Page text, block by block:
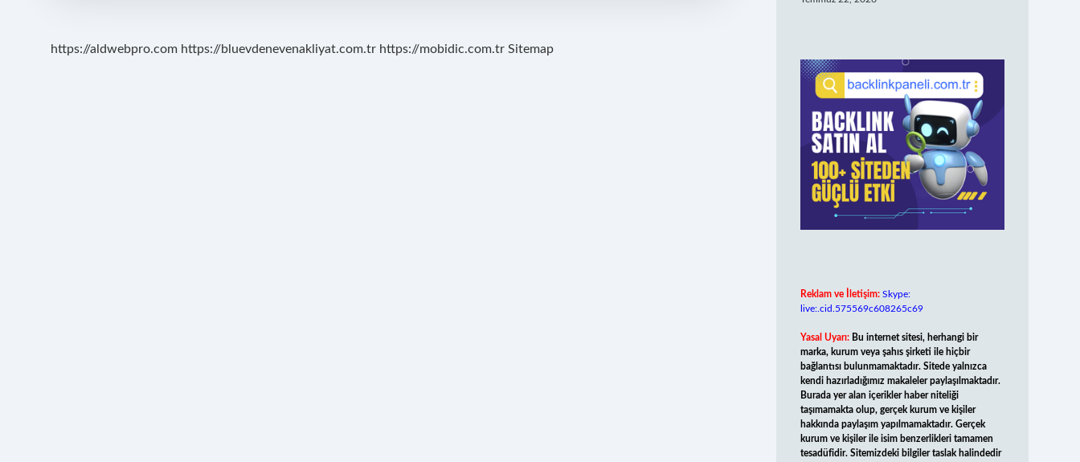
https://aldwebpro.com https://bluevdenevenakliyat.com.tr https://mobidic.com.tr Sitemap
Reklam ve İletişim: Skype:
live:.cid.575569c608265c69
Yasal Uyarı: Bu internet sitesi, herhangi bir
marka, kurum veya şahıs şirketi ile hiçbir
bağlantısı bulunmamaktadır. Sitede yalnızca
kendi hazırladığımız makaleler paylaşılmaktadır.
Burada yer alan içerikler haber niteliği
taşımamakta olup, gerçek kurum ve kişiler
hakkında paylaşım yapılmamaktadır. Gerçek
kurum ve kişiler ile isim benzerlikleri tamamen
tesadüfidir. Sitemizdeki bilgiler taslak halindedir